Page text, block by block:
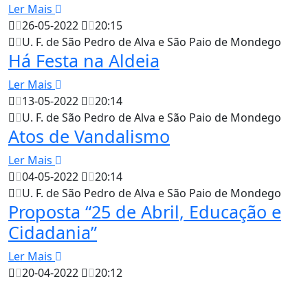
Ler Mais
26-05-2022
20:15
U. F. de São Pedro de Alva e São Paio de Mondego
Há Festa na Aldeia
Ler Mais
13-05-2022
20:14
U. F. de São Pedro de Alva e São Paio de Mondego
Atos de Vandalismo
Ler Mais
04-05-2022
20:14
U. F. de São Pedro de Alva e São Paio de Mondego
Proposta “25 de Abril, Educação e
Cidadania”
Ler Mais
20-04-2022
20:12